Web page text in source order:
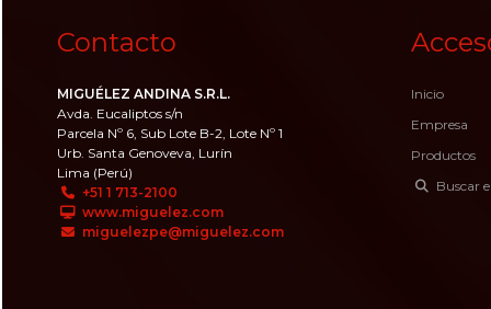
Contacto
MIGUÉLEZ ANDINA S.R.L.
Avda. Eucaliptos s/n
Parcela Nº 6, Sub Lote B-2, Lote Nº 1
Urb. Santa Genoveva, Lurín
Lima (Perú)
+51 1 713-2100
www.miguelez.com
miguelezpe@miguelez.com
Inicio
Empresa
Productos
Buscar